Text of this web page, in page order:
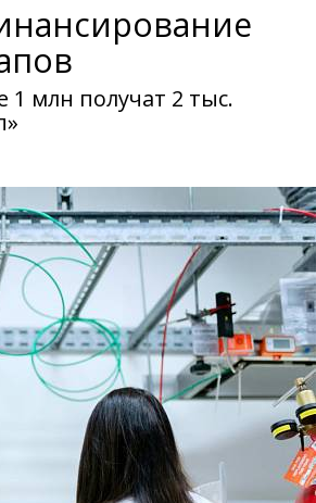
1 млн получат 2 тыс.